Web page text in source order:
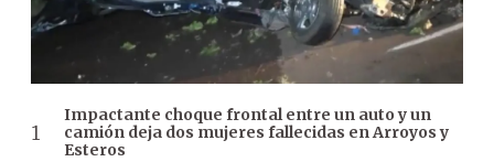
Impactante choque frontal entre un auto y un
camión deja dos mujeres fallecidas en Arroyos y
Esteros